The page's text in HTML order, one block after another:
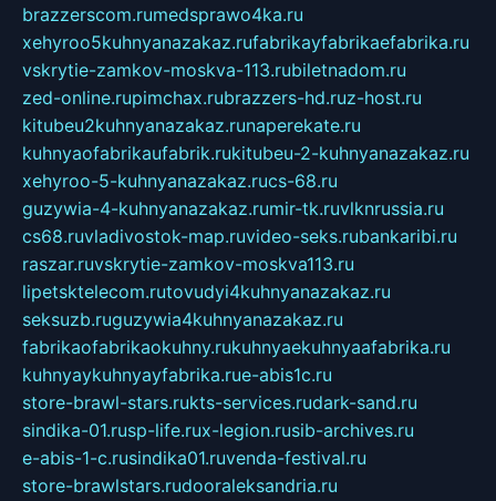
brazzerscom.rumedsprawo4ka.ru
xehyroo5kuhnyanazakaz.rufabrikayfabrikaefabrika.ru
vskrytie-zamkov-moskva-113.rubiletnadom.ru
zed-online.rupimchax.rubrazzers-hd.ruz-host.ru
kitubeu2kuhnyanazakaz.runaperekate.ru
kuhnyaofabrikaufabrik.rukitubeu-2-kuhnyanazakaz.ru
xehyroo-5-kuhnyanazakaz.rucs-68.ru
guzywia-4-kuhnyanazakaz.rumir-tk.ruvlknrussia.ru
cs68.ruvladivostok-map.ruvideo-seks.rubankaribi.ru
raszar.ruvskrytie-zamkov-moskva113.ru
lipetsktelecom.rutovudyi4kuhnyanazakaz.ru
seksuzb.ruguzywia4kuhnyanazakaz.ru
fabrikaofabrikaokuhny.rukuhnyaekuhnyaafabrika.ru
kuhnyaykuhnyayfabrika.rue-abis1c.ru
store-brawl-stars.rukts-services.rudark-sand.ru
sindika-01.rusp-life.rux-legion.rusib-archives.ru
e-abis-1-c.rusindika01.ruvenda-festival.ru
store-brawlstars.rudooraleksandria.ru